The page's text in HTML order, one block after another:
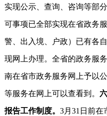
实现公示、查询、咨询等部
可事项已全部实现在省政务
警、出入境、户政）已有各
现网上办理。全省的政务服
南在省市政务服务网上予以
等服务在网上可以查看到。
报告工作制度。 3月31日前在